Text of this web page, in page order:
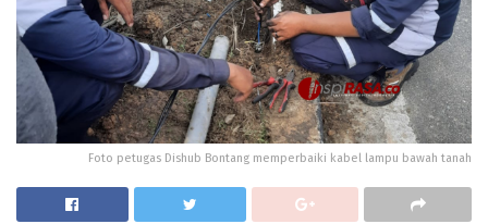
Foto petugas Dishub Bontang memperbaiki kabel lampu bawah tanah